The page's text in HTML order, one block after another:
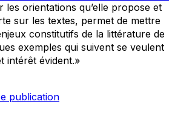
les orientations qu’elle propose et
sur les textes, permet de mettre
constitutifs de la littérature de
exemples qui suivent se veulent
intérêt évident.»
publication